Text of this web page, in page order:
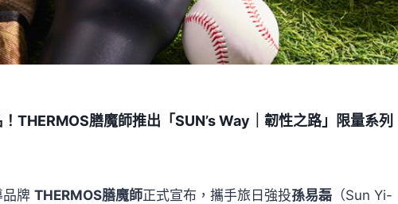
THERMOS膳魔師推出「SUN’s Way｜韌性之路」限量系列
牌 THERMOS膳魔師正式宣布，攜手旅日強投孫易磊 （Sun Yi-